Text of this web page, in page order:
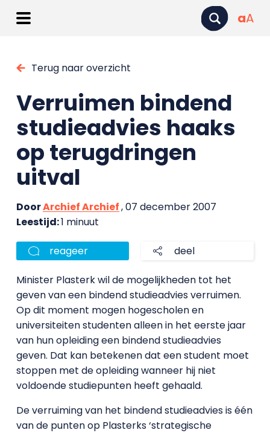
aA
Terug naar overzicht
Verruimen bindend
studieadvies haaks
op terugdringen
uitval
DoorArchief Archief, 07 december 2007
Leestijd:1 minuut
reageer deel
Minister Plasterk wil de mogelijkheden tot het
geven van een bindend studieadvies verruimen.
Op dit moment mogen hogescholen en
universiteiten studenten alleen in het eerste jaar
van hun opleiding een bindend studieadvies
geven. Dat kan betekenen dat een student moet
stoppen met de opleiding wanneer hij niet
voldoende studiepunten heeft gehaald.
De verruiming van het bindend studieadvies is één
van de punten op Plasterks ‘strategische